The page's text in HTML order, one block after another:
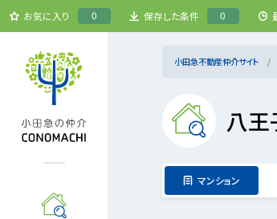
お気に入り 0 保存した条件 0
小田急不動産仲介サイト
八王
マンション